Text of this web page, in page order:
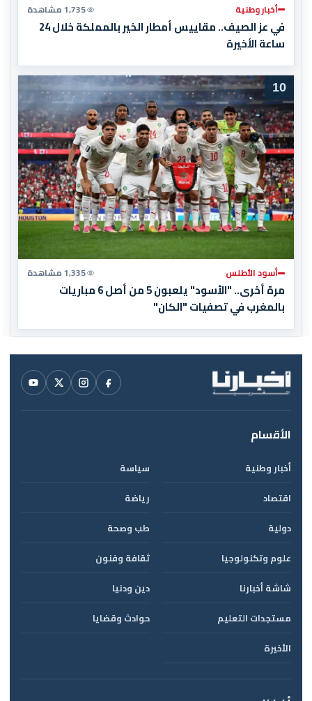
أخبار وطنية 1,735 مشاهدة
في عز الصيف.. مقاييس أمطار الخير بالمملكة خلال 24
ساعة الأخيرة
10
أسود الأطلس 1,335 مشاهدة
مرة أخرى.. "الأسود" يلعبون 5 من أصل 6 مباريات
بالمغرب في تصفيات "الكان"
الأقسام
أخبار وطنية
سياسة
اقتصاد
رياضة
دولية
طب وصحة
علوم وتكنولوجيا
ثقافة وفنون
شاشة أخبارنا
دين ودنيا
مستجدات التعليم
حوادث وقضايا
الأخيرة